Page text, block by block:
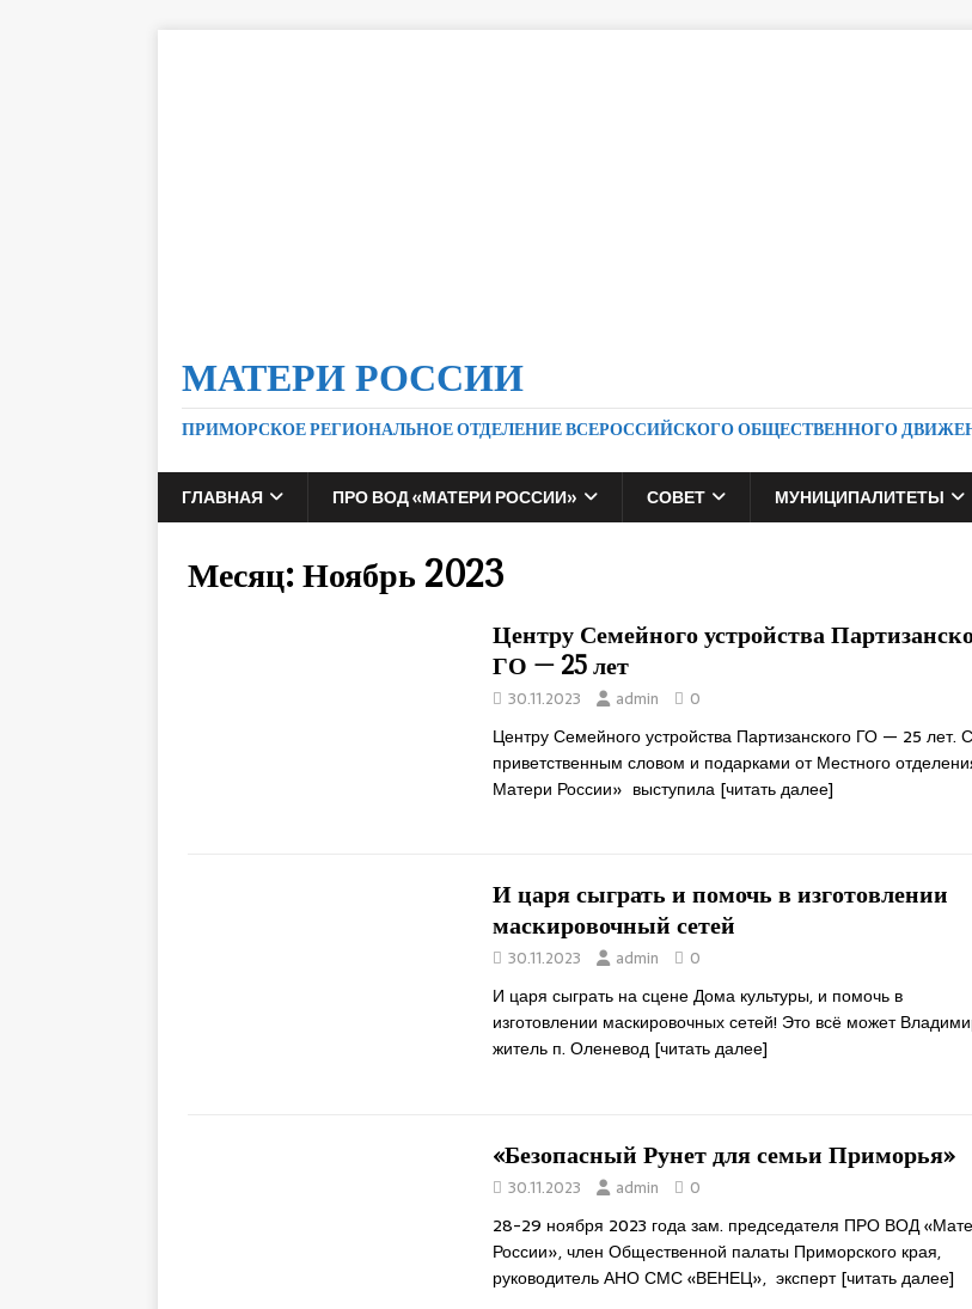
МАТЕРИ РОССИИ
ПРИМОРСКОЕ РЕГИОНАЛЬНОЕ ОТДЕЛЕНИЕ ВСЕРОССИЙСКОГО ОБЩЕСТВЕННОГО
ГЛАВНАЯ ПРО ВОД «МАТЕРИ РОССИИ» СОВЕТ МУНИЦИПАЛИТЕТЫ
Месяц:Ноябрь 2023
Центру Семейного устройства
ГО — 25 лет
30.11.2023 admin 0
Центру Семейного устройства Партизанского ГО — 25 лет. С
приветственным словом и подарками от Местного
Матери России» выступила [читать далее]
И царя сыграть и помочь в изготовлении
маскировочный сетей
30.11.2023 admin 0
И царя сыграть на сцене Дома культуры, и помочь в
изготовлении маскировочных сетей! Это всё может
житель п. Оленевод [читать далее]
«Безопасный Рунет для семьи Приморья»
30.11.2023 admin 0
28-29 ноября 2023 года зам. председателя ПРО ВОД
России», член Общественной палаты Приморского края,
руководитель АНО СМС «ВЕНЕЦ», эксперт[читать далее]